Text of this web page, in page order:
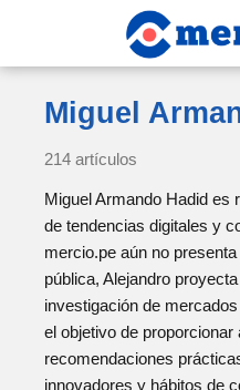
Miguel
214 artículos
Miguel Armando Hadid es
de tendencias digitales y
mercio.pe aún no
pública, Alejandro
investigación de
el objetivo de
recomendaciones
innovadores y hábitos de